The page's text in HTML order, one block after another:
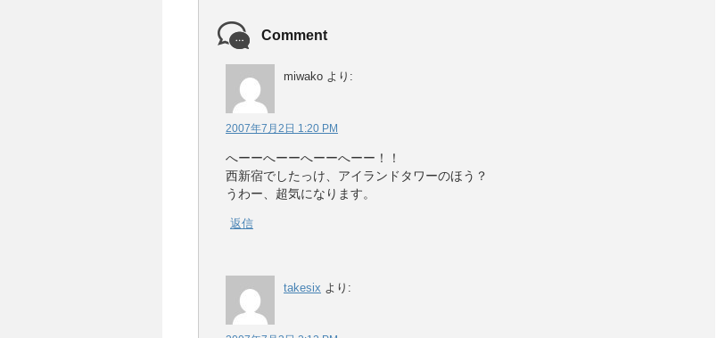
Comment
miwako より:
2007年7月2日 1:20 PM
へーーへーーへーーへーー！！
西新宿でしたっけ、アイランドタワーのほう？
うわー、超気になります。
返信
takesix より: